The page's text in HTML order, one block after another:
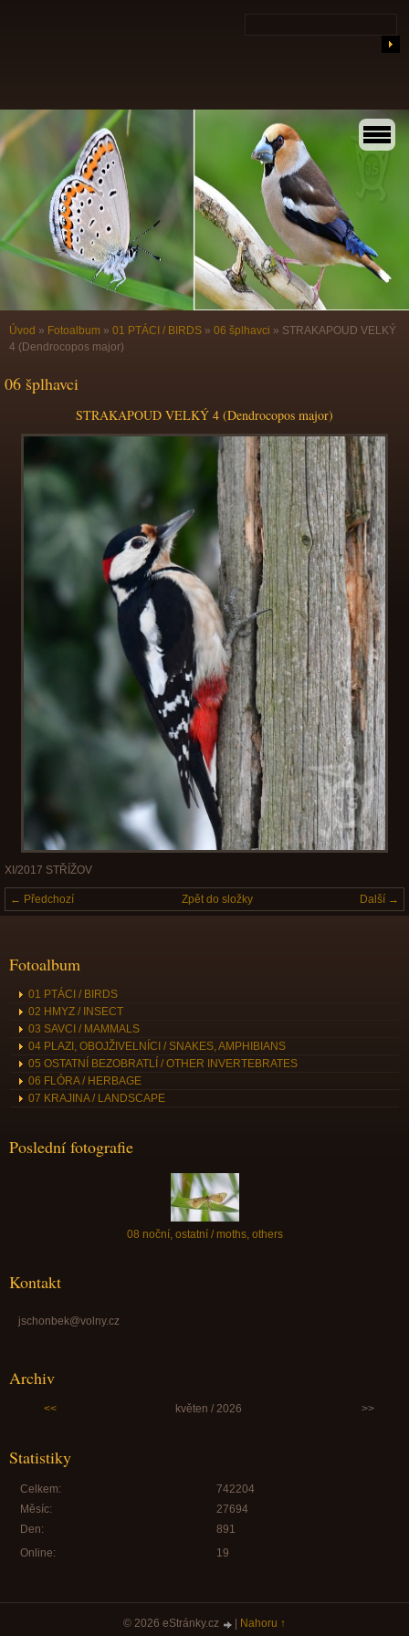
Úvod » Fotoalbum » 01 PTÁCI / BIRDS » 06 šplhavci » STRAKAPOUD VELKÝ
4 (Dendrocopos major)
06 šplhavci
STRAKAPOUD VELKÝ 4 (Dendrocopos major)
XI/2017 STŘÍŽOV
← Předchozí Další →
Zpět do složky
Fotoalbum
01 PTÁCI / BIRDS
02 HMYZ / INSECT
03 SAVCI / MAMMALS
04 PLAZI, OBOJŽIVELNÍCI / SNAKES, AMPHIBIANS
05 OSTATNÍ BEZOBRATLÍ / OTHER INVERTEBRATES
06 FLÓRA / HERBAGE
07 KRAJINA / LANDSCAPE
Poslední fotografie
08 noční, ostatní / moths, others
Kontakt
jschonbek@volny.cz
Archiv
<< květen / 2026 >>
Statistiky
Online: 19
Celkem:
742204
Měsíc:
27694
Den:
891
© 2026 eStránky.cz Nahoru ↑